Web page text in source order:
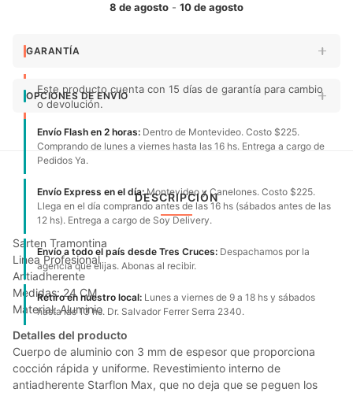
8 de agosto - 10 de agosto
GARANTÍA
Este producto cuenta con 15 días de garantía para cambio
o devolución.
OPCIONES DE ENVÍO
Envío Flash en 2 horas: Dentro de Montevideo. Costo $225.
Comprando de lunes a viernes hasta las 16 hs. Entrega a cargo de
Pedidos Ya.
Envío Express en el día:Montevideo y Canelones. Costo $225.
Llega en el día comprando antes de las 16 hs (sábados antes de las
12 hs). Entrega a cargo de Soy Delivery.
Envío a todo el país desde Tres Cruces: Despachamos por la
agencia que elijas. Abonas al recibir.
Retiro en nuestro local: Lunes a viernes de 9 a 18 hs y sábados
hasta las 13 hs. Dr. Salvador Ferrer Serra 2340.
DESCRIPCIÓN
Sarten Tramontina
Linea Profesional
Antiadherente
Medidas: 24 CM
Material: Aluminio
Detalles del producto
Cuerpo de aluminio con 3 mm de espesor que proporciona
cocción rápida y uniforme. Revestimiento interno de
antiadherente Starflon Max, que no deja que se peguen los